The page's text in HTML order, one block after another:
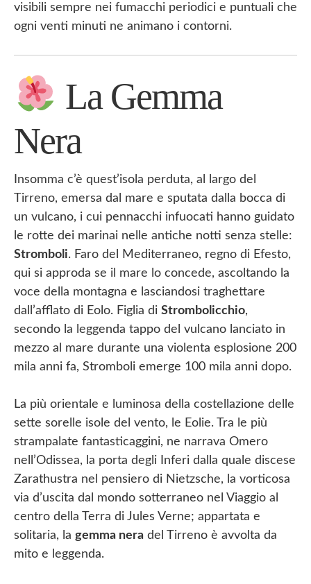
visibili sempre nei fumacchi periodici e puntuali che
ogni venti minuti ne animano i contorni.
La Gemma
Nera
Insomma c’è quest’isola perduta, al largo del
Tirreno, emersa dal mare e sputata dalla bocca di
un vulcano, i cui pennacchi infuocati hanno guidato
le rotte dei marinai nelle antiche notti senza stelle:
Stromboli. Faro del Mediterraneo, regno di Efesto,
qui si approda se il mare lo concede, ascoltando la
voce della montagna e lasciandosi traghettare
dall’afflato di Eolo. Figlia di Strombolicchio,
secondo la leggenda tappo del vulcano lanciato in
mezzo al mare durante una violenta esplosione 200
mila anni fa, Stromboli emerge 100 mila anni dopo.
La più orientale e luminosa della costellazione delle
sette sorelle isole del vento, le Eolie. Tra le più
strampalate fantasticaggini, ne narrava Omero
nell’Odissea, la porta degli Inferi dalla quale discese
Zarathustra nel pensiero di Nietzsche, la vorticosa
via d’uscita dal mondo sotterraneo nel Viaggio al
centro della Terra di Jules Verne; appartata e
solitaria, la gemma nera del Tirreno è avvolta da
mito e leggenda.